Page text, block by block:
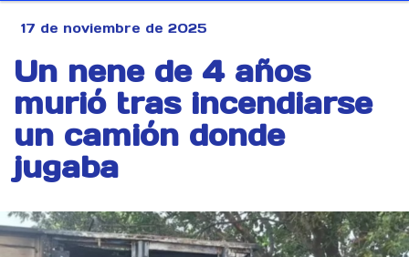
17 de noviembre de 2025
Un nene de 4 años
murió tras incendiarse
un camión donde
jugaba